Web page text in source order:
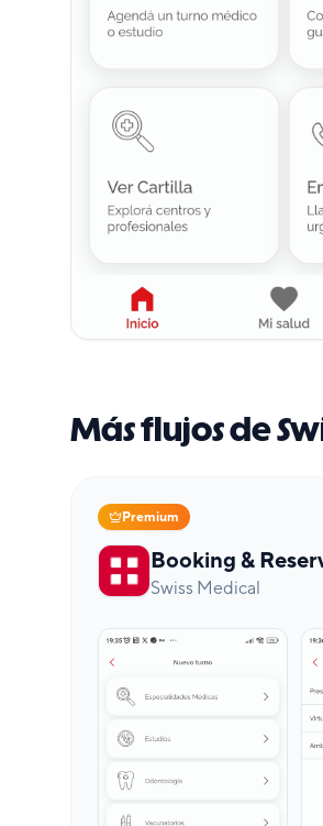
Más flujos de
Premium
Booking &
Swiss Medical